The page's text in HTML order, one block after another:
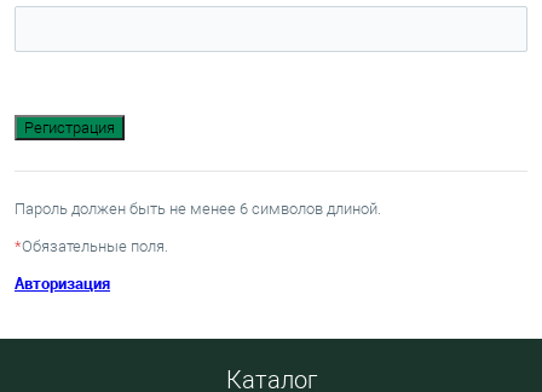
Пароль должен быть не менее 6 символов длиной.
*Обязательные поля.
Авторизация
Каталог